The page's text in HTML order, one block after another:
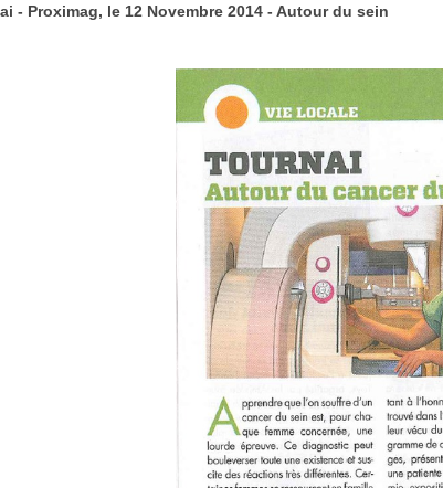
- Proximag, le 12 Novembre 2014 - Autour du sein